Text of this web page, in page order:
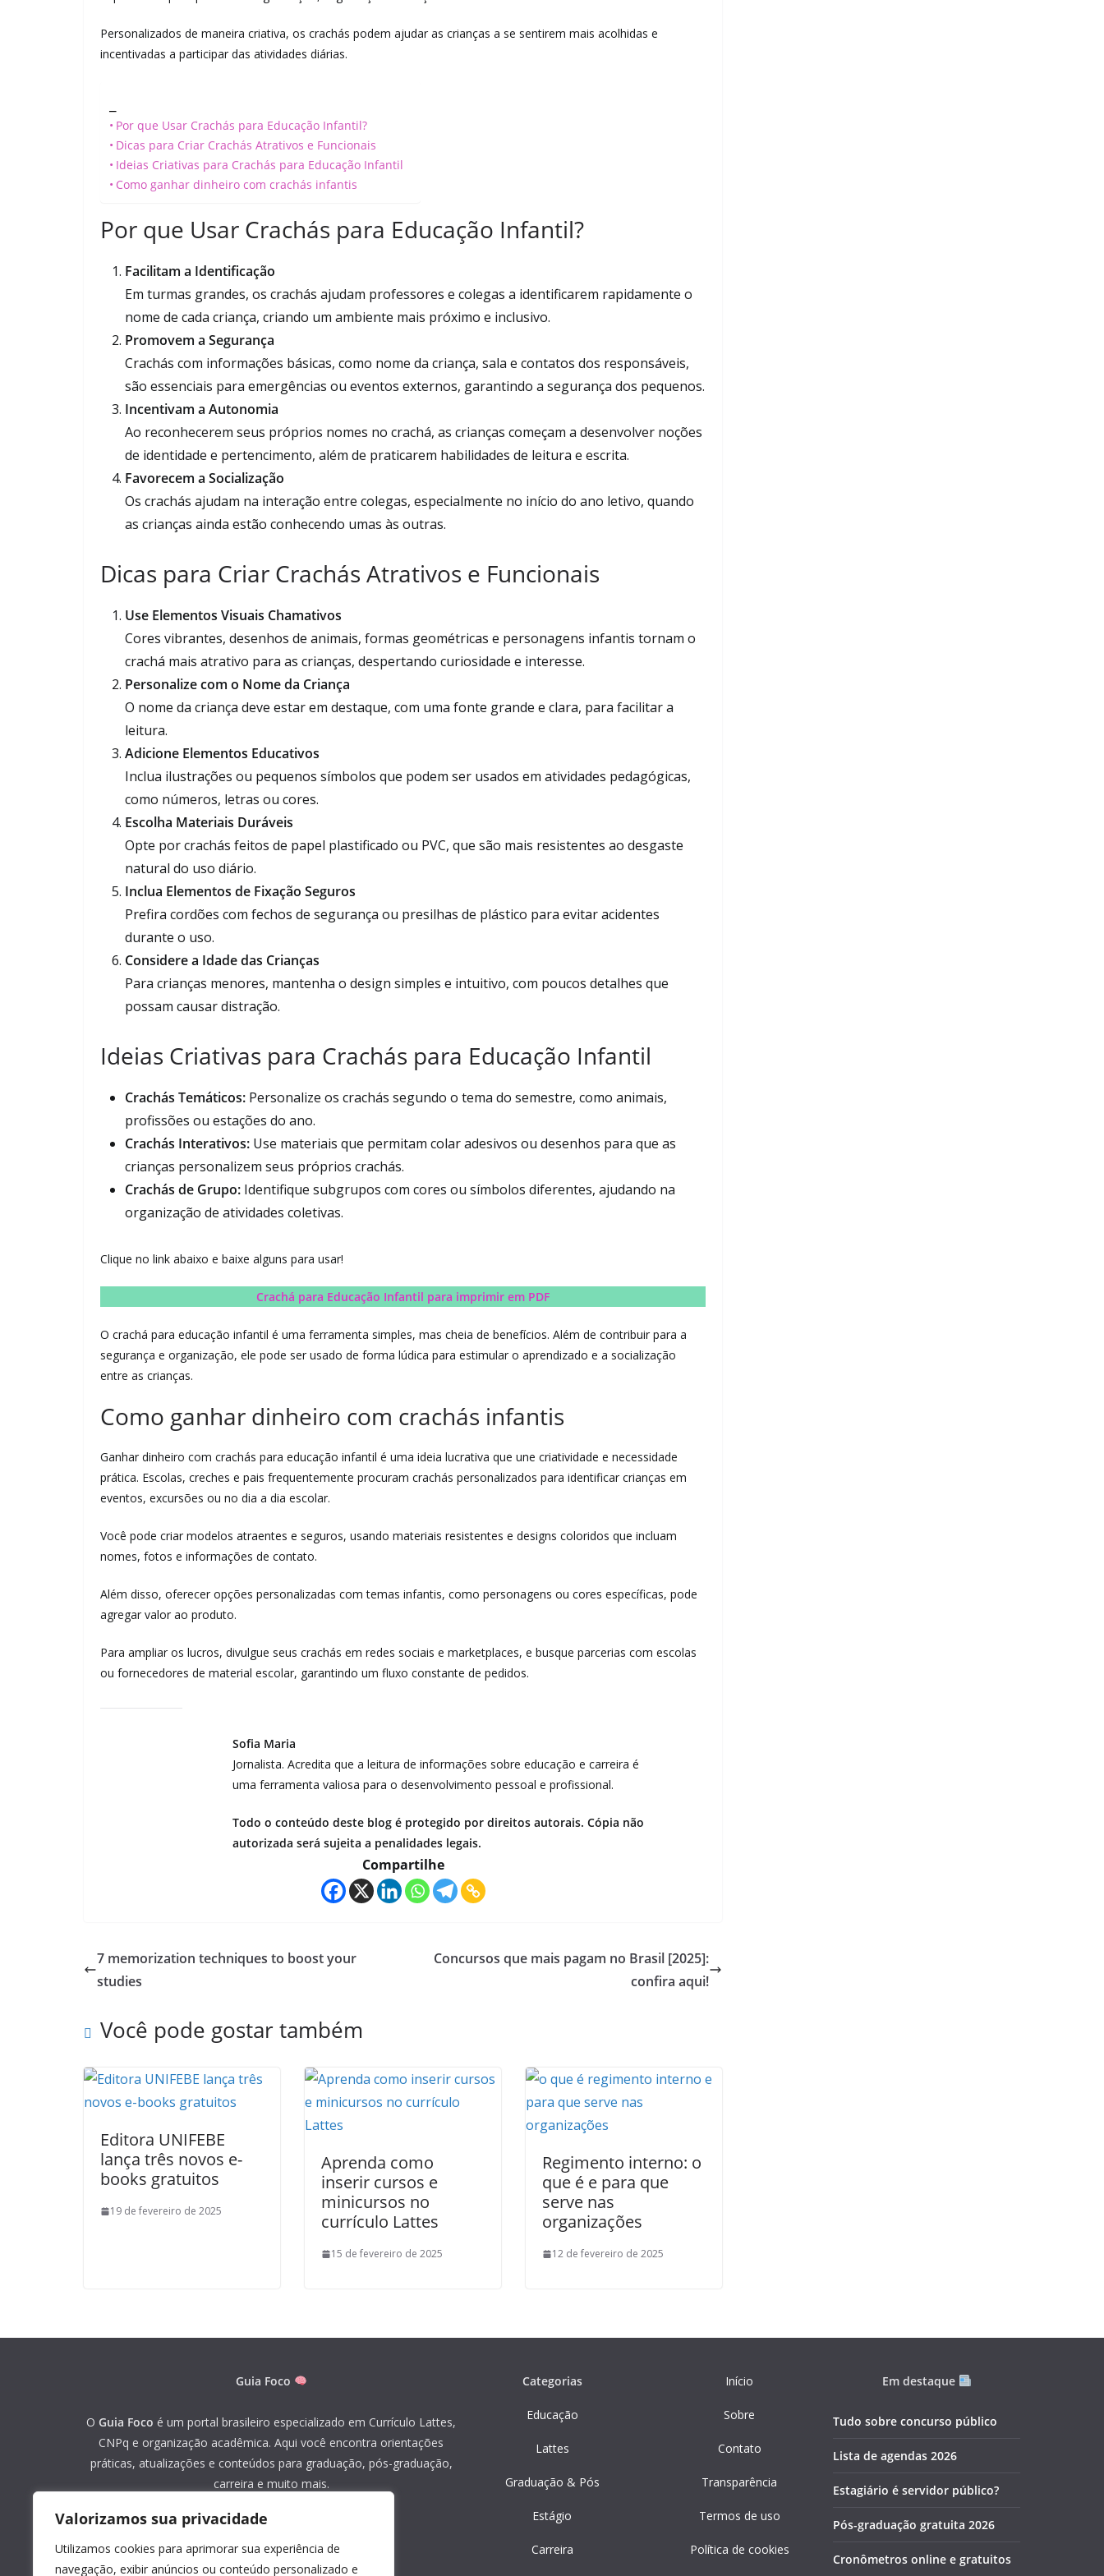
Valorizamos sua privacidade
Utilizamos cookies para aprimorar sua experiência de
navegação, exibir anúncios ou conteúdo personalizado e
Personalizados de maneira criativa, os crachás podem ajudar as crianças a se sentirem mais acolhidas e
incentivadas a participar das atividades diárias.
Por que Usar Crachás para Educação Infantil?
Dicas para Criar Crachás Atrativos e Funcionais
Ideias Criativas para Crachás para Educação Infantil
Como ganhar dinheiro com crachás infantis
Por que Usar Crachás para Educação Infantil?
Facilitam a Identificação
Em turmas grandes, os crachás ajudam professores e colegas a identificarem rapidamente o
nome de cada criança, criando um ambiente mais próximo e inclusivo.
Promovem a Segurança
Crachás com informações básicas, como nome da criança, sala e contatos dos responsáveis,
são essenciais para emergências ou eventos externos, garantindo a segurança dos pequenos.
Incentivam a Autonomia
Ao reconhecerem seus próprios nomes no crachá, as crianças começam a desenvolver noções
de identidade e pertencimento, além de praticarem habilidades de leitura e escrita.
Favorecem a Socialização
Os crachás ajudam na interação entre colegas, especialmente no início do ano letivo, quando
as crianças ainda estão conhecendo umas às outras.
Dicas para Criar Crachás Atrativos e Funcionais
Use Elementos Visuais Chamativos
Cores vibrantes, desenhos de animais, formas geométricas e personagens infantis tornam o
crachá mais atrativo para as crianças, despertando curiosidade e interesse.
Personalize com o Nome da Criança
O nome da criança deve estar em destaque, com uma fonte grande e clara, para facilitar a
leitura.
Adicione Elementos Educativos
Inclua ilustrações ou pequenos símbolos que podem ser usados em atividades pedagógicas,
como números, letras ou cores.
Escolha Materiais Duráveis
Opte por crachás feitos de papel plastificado ou PVC, que são mais resistentes ao desgaste
natural do uso diário.
Inclua Elementos de Fixação Seguros
Prefira cordões com fechos de segurança ou presilhas de plástico para evitar acidentes
durante o uso.
Considere a Idade das Crianças
Para crianças menores, mantenha o design simples e intuitivo, com poucos detalhes que
possam causar distração.
Ideias Criativas para Crachás para Educação Infantil
Crachás Temáticos: Personalize os crachás segundo o tema do semestre, como animais,
profissões ou estações do ano.
Crachás Interativos: Use materiais que permitam colar adesivos ou desenhos para que as
crianças personalizem seus próprios crachás.
Crachás de Grupo: Identifique subgrupos com cores ou símbolos diferentes, ajudando na
organização de atividades coletivas.
Clique no link abaixo e baixe alguns para usar!
Crachá para Educação Infantil para imprimir em PDF
O crachá para educação infantil é uma ferramenta simples, mas cheia de benefícios. Além de contribuir para a
segurança e organização, ele pode ser usado de forma lúdica para estimular o aprendizado e a socialização
entre as crianças.
Como ganhar dinheiro com crachás infantis
Ganhar dinheiro com crachás para educação infantil é uma ideia lucrativa que une criatividade e necessidade
prática. Escolas, creches e pais frequentemente procuram crachás personalizados para identificar crianças em
eventos, excursões ou no dia a dia escolar.
Você pode criar modelos atraentes e seguros, usando materiais resistentes e designs coloridos que incluam
nomes, fotos e informações de contato.
Além disso, oferecer opções personalizadas com temas infantis, como personagens ou cores específicas, pode
agregar valor ao produto.
Para ampliar os lucros, divulgue seus crachás em redes sociais e marketplaces, e busque parcerias com escolas
ou fornecedores de material escolar, garantindo um fluxo constante de pedidos.
Sofia Maria
Jornalista. Acredita que a leitura de informações sobre educação e carreira é
uma ferramenta valiosa para o desenvolvimento pessoal e profissional.
Todo o conteúdo deste blog é protegido por direitos autorais. Cópia não
autorizada será sujeita a penalidades legais.
Compartilhe
7 memorization techniques to boost your
studies
Concursos que mais pagam no Brasil [2025]:
confira aqui!
Você pode gostar também
Editora UNIFEBE
lança três novos e-
books gratuitos
19 de fevereiro de 2025
Aprenda como
inserir cursos e
minicursos no
currículo Lattes
15 de fevereiro de 2025
Regimento interno: o
que é e para que
serve nas
organizações
12 de fevereiro de 2025
Guia Foco
O Guia Foco é um portal brasileiro especializado em Currículo Lattes,
CNPq e organização acadêmica. Aqui você encontra orientações
práticas, atualizações e conteúdos para graduação, pós-graduação,
carreira e muito mais.
«Mapa do site
Youtube
Categorias
Educação
Lattes
Graduação & Pós
Estágio
Carreira
Início
Sobre
Contato
Transparência
Termos de uso
Política de cookies
Em destaque
Tudo sobre concurso público
Lista de agendas 2026
Estagiário é servidor público?
Pós-graduação gratuita 2026
Cronômetros online e gratuitos